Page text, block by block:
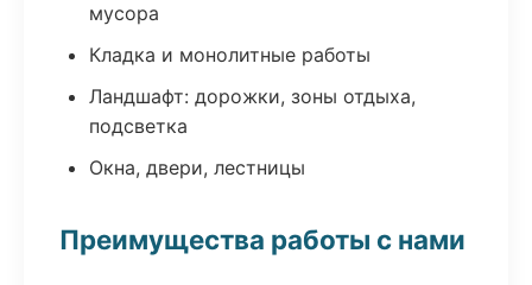
мусора
Кладка и монолитные работы
Ландшафт: дорожки, зоны отдыха,
подсветка
Окна, двери, лестницы
Преимущества работы с нами